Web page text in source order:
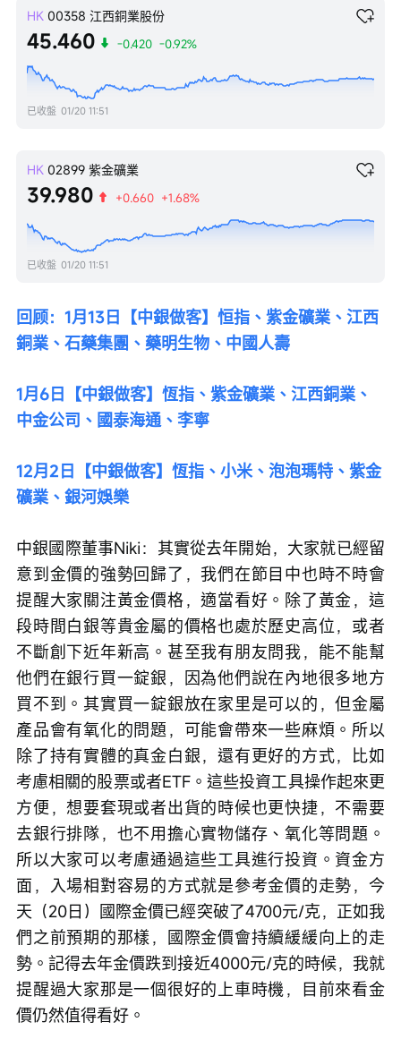
HK 00358 江西銅業股份
45.460 -0.420 -0.92%
已收盤 01/20 11:51
HK 02899 紫金礦業
39.980 +0.660 +1.68%
已收盤 01/20 11:51
回顾：1月13日【中銀做客】恒指、紫金礦業、江西
銅業、石藥集團、藥明生物、中國人壽
1月6日【中銀做客】恆指、紫金礦業、江西銅業、
中金公司、國泰海通、李寧
12月2日【中銀做客】恆指、小米、泡泡瑪特、紫金
礦業、銀河娛樂
中銀國際董事Niki：其實從去年開始，大家就已經留
意到金價的強勢回歸了，我們在節目中也時不時會
提醒大家關注黃金價格，適當看好。除了黃金，這
段時間白銀等貴金屬的價格也處於歷史高位，或者
不斷創下近年新高。甚至我有朋友問我，能不能幫
他們在銀行買一錠銀，因為他們說在內地很多地方
買不到。其實買一錠銀放在家里是可以的，但金屬
產品會有氧化的問題，可能會帶來一些麻煩。所以
除了持有實體的真金白銀，還有更好的方式，比如
考慮相關的股票或者ETF。這些投資工具操作起來更
方便，想要套現或者出貨的時候也更快捷，不需要
去銀行排隊，也不用擔心實物儲存、氧化等問題。
所以大家可以考慮通過這些工具進行投資。資金方
面，入場相對容易的方式就是參考金價的走勢，今
天（20日）國際金價已經突破了4700元/克，正如我
們之前預期的那樣，國際金價會持續緩緩向上的走
勢。記得去年金價跌到接近4000元/克的時候，我就
提醒過大家那是一個很好的上車時機，目前來看金
價仍然值得看好。